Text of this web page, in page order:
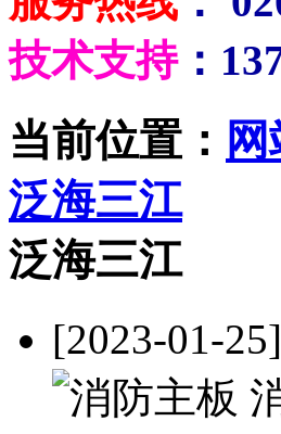
技术支持：
当前位置：
泛海三江
泛海三江
[2023-01-25]